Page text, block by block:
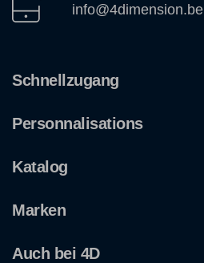
info@4dimension.be
Schnellzugang
Personnalisations
Katalog
Marken
Auch bei 4D